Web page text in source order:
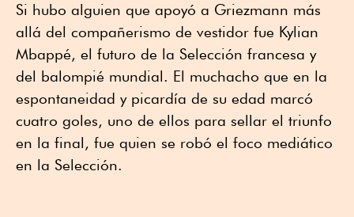
Si hubo alguien que apoyó a Griezmann más
allá del compañerismo de vestidor fue Kylian
Mbappé, el futuro de la Selección francesa y
del balompié mundial. El muchacho que en la
espontaneidad y picardía de su edad marcó
cuatro goles, uno de ellos para sellar el triunfo
en la final, fue quien se robó el foco mediático
en la Selección.